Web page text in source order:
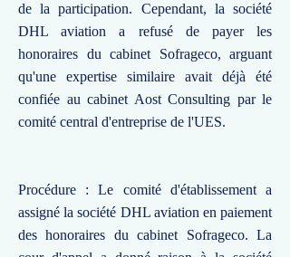
de la participation. Cependant, la société
DHL aviation a refusé de payer les
honoraires du cabinet Sofrageco, arguant
qu'une expertise similaire avait déjà été
confiée au cabinet Aost Consulting par le
comité central d'entreprise de l'UES.
Procédure : Le comité d'établissement a
assigné la société DHL aviation en paiement
des honoraires du cabinet Sofrageco. La